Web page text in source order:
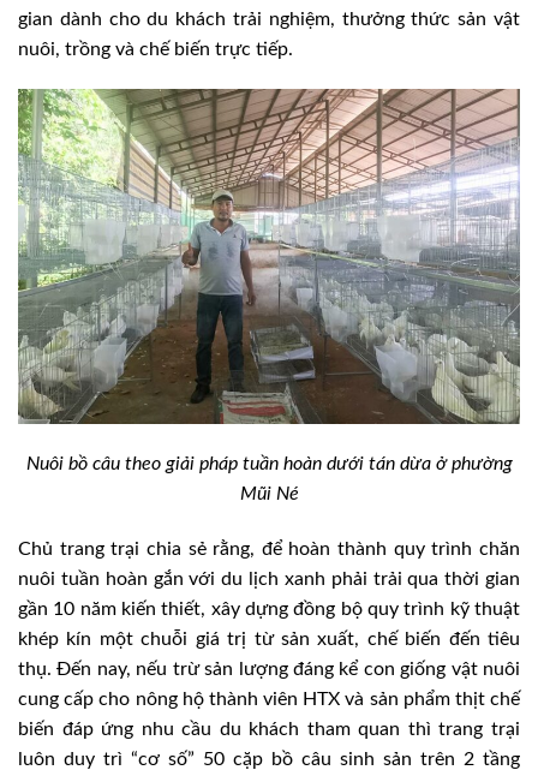
gian dành cho du khách trải nghiệm, thưởng thức sản vật
nuôi, trồng và chế biến trực tiếp.
Nuôi bồ câu theo giải pháp tuần hoàn dưới tán dừa ở phường
Mũi Né
Chủ trang trại chia sẻ rằng, để hoàn thành quy trình chăn
nuôi tuần hoàn gắn với du lịch xanh phải trải qua thời gian
gần 10 năm kiến thiết, xây dựng đồng bộ quy trình kỹ thuật
khép kín một chuỗi giá trị từ sản xuất, chế biến đến tiêu
thụ. Đến nay, nếu trừ sản lượng đáng kể con giống vật nuôi
cung cấp cho nông hộ thành viên HTX và sản phẩm thịt chế
biến đáp ứng nhu cầu du khách tham quan thì trang trại
luôn duy trì “cơ số” 50 cặp bồ câu sinh sản trên 2 tầng